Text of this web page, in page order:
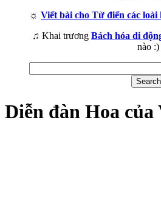
☼ Viết bài cho Từ điển các loài
♫ Khai trương Bách hóa di
nào :)
Diễn đàn Hoa của